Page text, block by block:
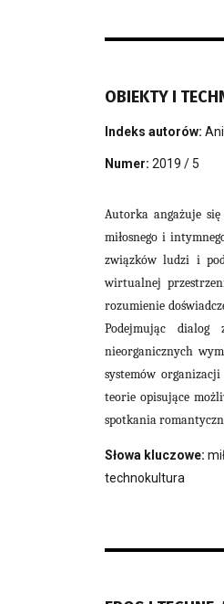
OBIEKTY I
Indeks autorów:
Numer: 2019 / 5
Autorka angażuje się
miłosnego i
związków ludzi i
wirtualnej
rozumienie
Podejmując
nieorganicznych
systemów
teorie opisujące
spotkania
Słowa kluczowe:
technokultura